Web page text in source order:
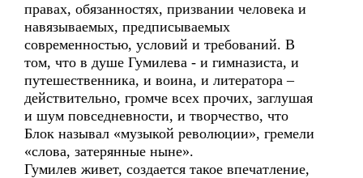
правах, обязанностях, призвании человека и
навязываемых, предписываемых
современностью, условий и требований. В
том, что в душе Гумилева - и гимназиста, и
путешественника, и воина, и литератора –
действительно, громче всех прочих, заглушая
и шум повседневности, и творчество, что
Блок называл «музыкой революции», гремели
«слова, затерянные ныне».
Гумилев живет, создается такое впечатление,